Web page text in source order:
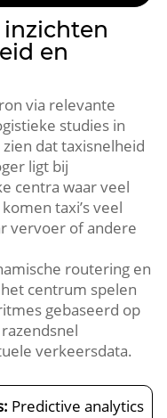
en
via relevante
studies in
dat taxisnelheid
ligt bij
centra waar veel
taxi’s veel
vervoer of andere
routering en
centrum spelen
gebaseerd op
verkeersdata.
Predictive analytics